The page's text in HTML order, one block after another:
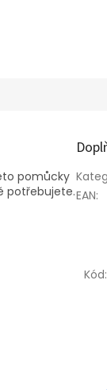
pomůcky
potřebujete.EAN:
Kód: